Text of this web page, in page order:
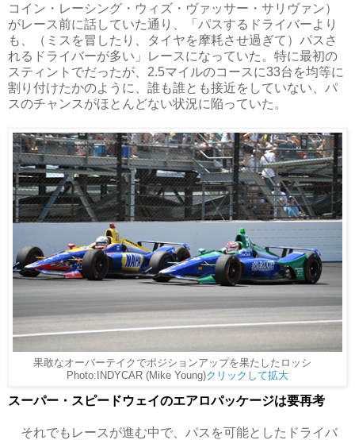
コイン・レーシング・ウィズ・ヴァッサー・サリヴァン）
がレース前に話していた通り、「パスするドライバーより
も、（ミスを冒したり、タイヤを摩耗させ過ぎて）パスさ
れるドライバーが多い」レースになっていた。特に最初の
スティントでだったが、2.5マイルのコースに33台を均等に
割り付けたかのように、誰も誰とも接近をしていない、パ
スのチャンスがほとんどない状況に陥っていた。
果敢なオーバーテイクでポジションアップを果たしたロッシ
Photo:INDYCAR (Mike Young)クリックして拡大
スーパー・スピードウェイのエアロパッケージは要再考
それでもレースが進む中で、パスを可能としたドライバ